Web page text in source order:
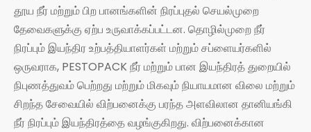
தூய நீர் மற்றும் பிற பானங்களின் நிரப்புதல் செயல்முறை
தேவைகளுக்கு ஏற்ப உருவாக்கப்பட்டன. தொழில்முறை நீர்
நிரப்பும் இயந்திர உற்பத்தியாளர்கள் மற்றும் சப்ளையர்களில்
ஒருவராக, PESTOPACK நீர் மற்றும் பான இயந்திரத் துறையில்
நிபுணத்துவம் பெற்றது மற்றும் மிகவும் நியாயமான விலை மற்றும்
சிறந்த சேவையில் விற்பனைக்கு பரந்த அளவிலான தானியங்கி
நீர் நிரப்பும் இயந்திரத்தை வழங்குகிறது. விற்பனைக்கான